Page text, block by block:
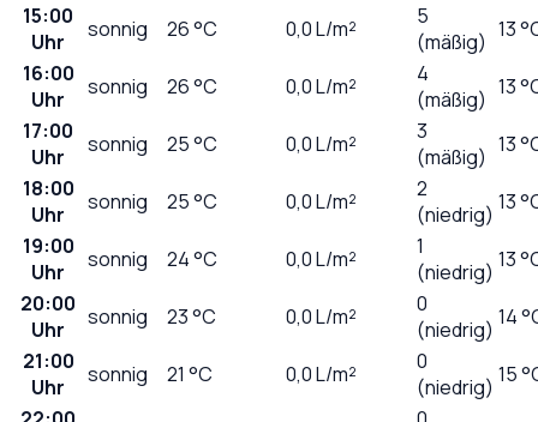
15:00
Uhr
sonnig 26°C 0,0L/m²
5
(mäßig) 13
16:00
Uhr
sonnig 26°C 0,0L/m²
4
(mäßig) 13
17:00
Uhr
sonnig 25°C 0,0L/m²
3
(mäßig) 13
18:00
Uhr
sonnig 25°C 0,0L/m²
2
(niedrig) 13
19:00
Uhr
sonnig 24°C 0,0L/m²
1
(niedrig) 13
20:00
Uhr
sonnig 23°C 0,0L/m²
0
(niedrig) 14
21:00
Uhr
sonnig 21 °C 0,0L/m²
0
(niedrig) 15